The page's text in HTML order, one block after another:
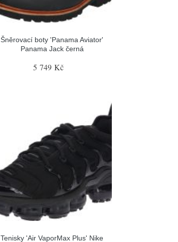
Šněrovací boty 'Panama Aviator'
Panama Jack černá
5 749 Kč
Tenisky 'Air VaporMax Plus' Nike